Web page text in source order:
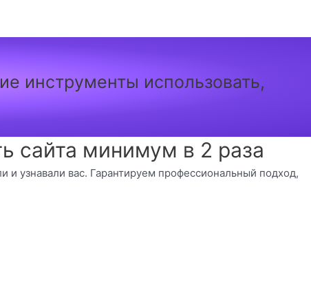
инструменты использовать,
сайта минимум в 2 раза
и узнавали вас. Гарантируем профессиональный подход,